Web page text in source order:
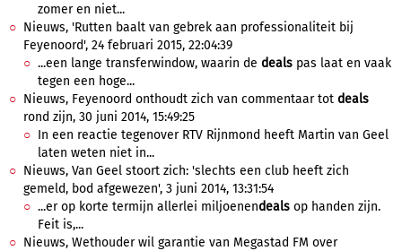
zomer en niet...
Nieuws, 'Rutten baalt van gebrek aan professionaliteit bij
Feyenoord', 24 februari 2015, 22:04:39
...een lange transferwindow, waarin de deals pas laat en vaak
tegen een hoge...
Nieuws, Feyenoord onthoudt zich van commentaar tot deals
rond zijn, 30 juni 2014, 15:49:25
In een reactie tegenover RTV Rijnmond heeft Martin van Geel
laten weten niet in...
Nieuws, Van Geel stoort zich: 'slechts een club heeft zich
gemeld, bod afgewezen', 3 juni 2014, 13:31:54
...er op korte termijn allerlei miljoenendeals op handen zijn.
Feit is,...
Nieuws, Wethouder wil garantie van Megastad FM over